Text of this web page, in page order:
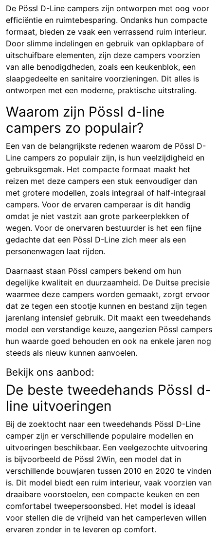
De Pössl D-Line campers zijn ontworpen met oog voor
efficiëntie en ruimtebesparing. Ondanks hun compacte
formaat, bieden ze vaak een verrassend ruim interieur.
Door slimme indelingen en gebruik van opklapbare of
uitschuifbare elementen, zijn deze campers voorzien
van alle benodigdheden, zoals een keukenblok, een
slaapgedeelte en sanitaire voorzieningen. Dit alles is
ontworpen met een moderne, praktische uitstraling.
Waarom zijn Pössl d-line
campers zo populair?
Een van de belangrijkste redenen waarom de Pössl D-
Line campers zo populair zijn, is hun veelzijdigheid en
gebruiksgemak. Het compacte formaat maakt het
reizen met deze campers een stuk eenvoudiger dan
met grotere modellen, zoals integraal of half-integraal
campers. Voor de ervaren camperaar is dit handig
omdat je niet vastzit aan grote parkeerplekken of
wegen. Voor de onervaren bestuurder is het een fijne
gedachte dat een Pössl D-Line zich meer als een
personenwagen laat rijden.
Daarnaast staan Pössl campers bekend om hun
degelijke kwaliteit en duurzaamheid. De Duitse precisie
waarmee deze campers worden gemaakt, zorgt ervoor
dat ze tegen een stootje kunnen en bestand zijn tegen
jarenlang intensief gebruik. Dit maakt een tweedehands
model een verstandige keuze, aangezien Pössl campers
hun waarde goed behouden en ook na enkele jaren nog
steeds als nieuw kunnen aanvoelen.
Bekijk ons aanbod:
De beste tweedehands Pössl d-
line uitvoeringen
Bij de zoektocht naar een tweedehands Pössl D-Line
camper zijn er verschillende populaire modellen en
uitvoeringen beschikbaar. Een veelgezochte uitvoering
is bijvoorbeeld de Pössl 2Win, een model dat in
verschillende bouwjaren tussen 2010 en 2020 te vinden
is. Dit model biedt een ruim interieur, vaak voorzien van
draaibare voorstoelen, een compacte keuken en een
comfortabel tweepersoonsbed. Het model is ideaal
voor stellen die de vrijheid van het camperleven willen
ervaren zonder in te leveren op comfort.